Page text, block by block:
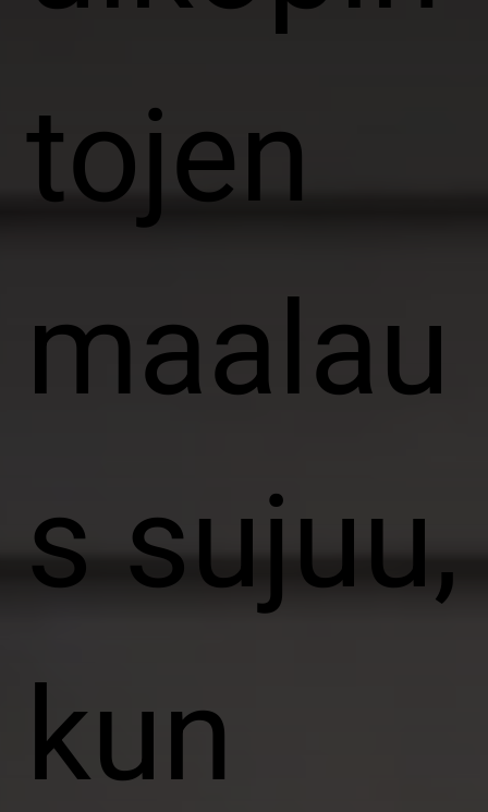
tojen
maalau
s sujuu,
kun